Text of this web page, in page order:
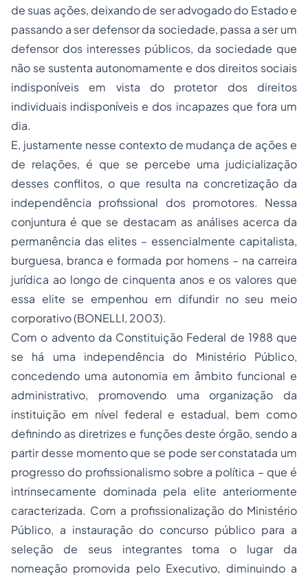
de suas ações, deixando de ser advogado do Estado e
passando a ser defensor da sociedade, passa a ser um
defensor dos interesses públicos, da sociedade que
não se sustenta autonomamente e dos direitos sociais
indisponíveis em vista do protetor dos direitos
individuais indisponíveis e dos incapazes que fora um
dia.
E, justamente nesse contexto de mudança de ações e
de relações, é que se percebe uma judicialização
desses conflitos, o que resulta na concretização da
independência profissional dos promotores. Nessa
conjuntura é que se destacam as análises acerca da
permanência das elites – essencialmente capitalista,
burguesa, branca e formada por homens – na carreira
jurídica ao longo de cinquenta anos e os valores que
essa elite se empenhou em difundir no seu meio
corporativo (BONELLI, 2003).
Com o advento da Constituição Federal de 1988 que
se há uma independência do Ministério Público,
concedendo uma autonomia em âmbito funcional e
administrativo, promovendo uma organização da
instituição em nível federal e estadual, bem como
definindo as diretrizes e funções deste órgão, sendo a
partir desse momento que se pode ser constatada um
progresso do profissionalismo sobre a política – que é
intrinsecamente dominada pela elite anteriormente
caracterizada. Com a profissionalização do Ministério
Público, a instauração do concurso público para a
seleção de seus integrantes toma o lugar da
nomeação promovida pelo Executivo, diminuindo a